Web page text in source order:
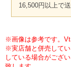
16,500円以上で
※画像は参考です。Vt
※実店舗と併売して
している場合がござ